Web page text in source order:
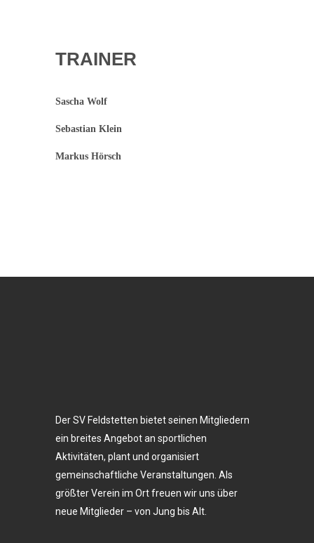
TRAINER
Sascha Wolf
Sebastian Klein
Markus Hörsch
Der SV Feldstetten bietet seinen Mitgliedern
ein breites Angebot an sportlichen
Aktivitäten, plant und organisiert
gemeinschaftliche Veranstaltungen. Als
größter Verein im Ort freuen wir uns über
neue Mitglieder – von Jung bis Alt.